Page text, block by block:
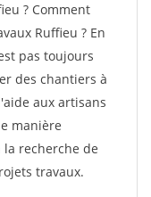
? Comment
Ruffieu ? En
pas toujours
des chantiers à
aux artisans
manière
recherche de
travaux.